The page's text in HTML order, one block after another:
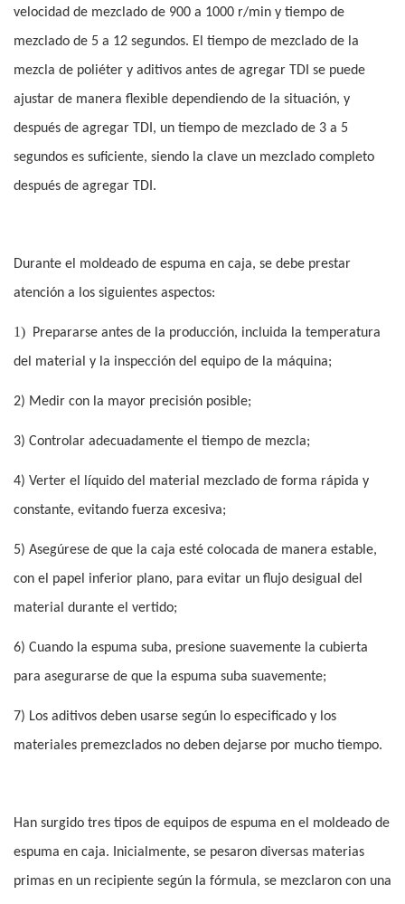
velocidad de mezclado de 900 a 1000 r/min y tiempo de
mezclado de 5 a 12 segundos. El tiempo de mezclado de la
mezcla de poliéter y aditivos antes de agregar TDI se puede
ajustar de manera flexible dependiendo de la situación, y
después de agregar TDI, un tiempo de mezclado de 3 a 5
segundos es suficiente, siendo la clave un mezclado completo
después de agregar TDI.
Durante el moldeado de espuma en caja, se debe prestar
atención a los siguientes aspectos:
1) Prepararse antes de la producción, incluida la temperatura
del material y la inspección del equipo de la máquina;
2) Medir con la mayor precisión posible;
3) Controlar adecuadamente el tiempo de mezcla;
4) Verter el líquido del material mezclado de forma rápida y
constante, evitando fuerza excesiva;
5) Asegúrese de que la caja esté colocada de manera estable,
con el papel inferior plano, para evitar un flujo desigual del
material durante el vertido;
6) Cuando la espuma suba, presione suavemente la cubierta
para asegurarse de que la espuma suba suavemente;
7) Los aditivos deben usarse según lo especificado y los
materiales premezclados no deben dejarse por mucho tiempo.
Han surgido tres tipos de equipos de espuma en el moldeado de
espuma en caja. Inicialmente, se pesaron diversas materias
primas en un recipiente según la fórmula, se mezclaron con una